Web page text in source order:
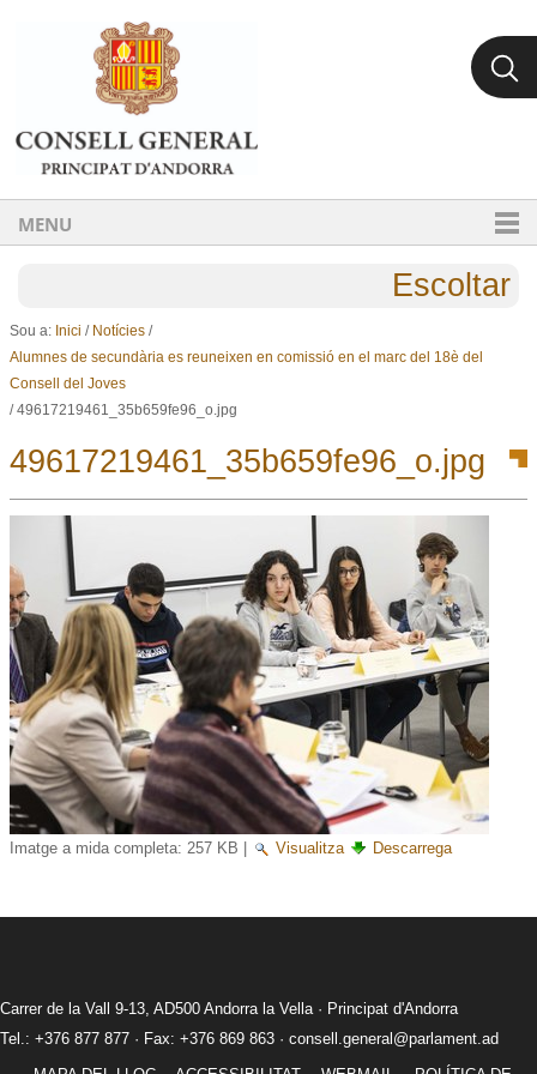
Ves al contingut.
Salta a la navegació
MENU
Escoltar
Sou a: Inici / Notícies /
Alumnes de secundària es reuneixen en comissió en el marc del 18è del
Consell del Joves
/49617219461_35b659fe96_o.jpg
49617219461_35b659fe96_o.jpg
Imatge a mida completa: 257 KB Visualitza Descarrega
Carrer de la Vall 9-13, AD500 Andorra la Vella · Principat d'Andorra
Tel.: +376 877 877 · Fax: +376 869 863 · consell.general@parlament.ad